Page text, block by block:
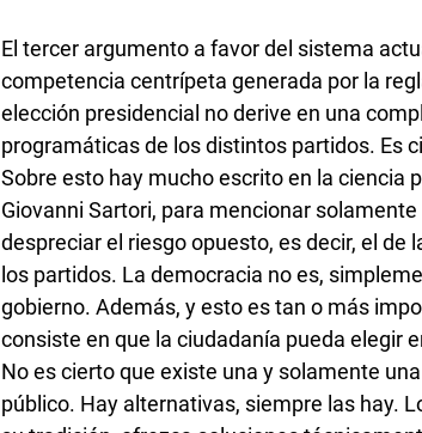
El tercer argumento a favor del sistema
competencia centrípeta generada por la
elección presidencial no derive en una
programáticas de los distintos partidos. Es
Sobre esto hay mucho escrito en la ciencia
Giovanni Sartori, para mencionar
despreciar el riesgo opuesto, es decir, el de
los partidos. La democracia no es,
gobierno. Además, y esto es tan o más
consiste en que la ciudadanía pueda elegir
No es cierto que existe una y solamente
público. Hay alternativas, siempre las hay.